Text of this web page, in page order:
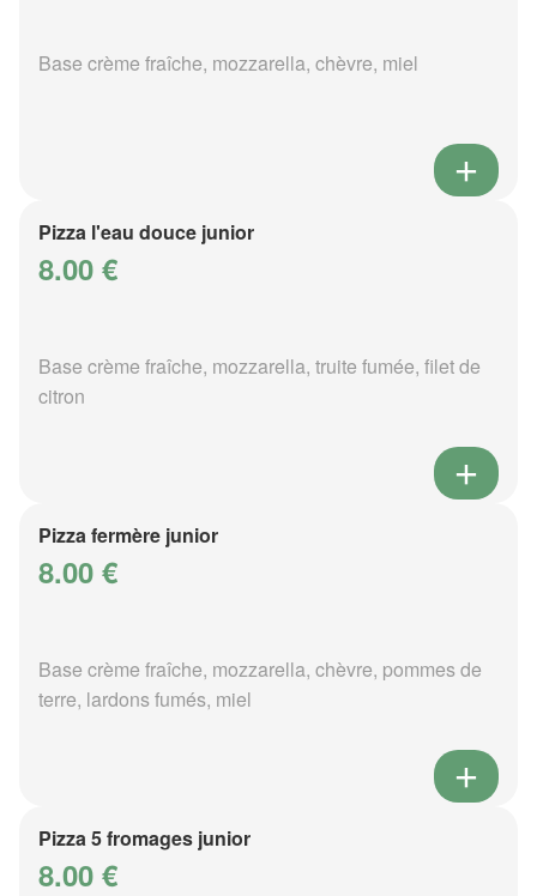
Base crème fraîche, mozzarella, chèvre, miel
Pizza l'eau douce junior
8.00 €
Base crème fraîche, mozzarella, truite fumée, filet de
citron
Pizza fermère junior
8.00 €
Base crème fraîche, mozzarella, chèvre, pommes de
terre, lardons fumés, miel
Pizza 5 fromages junior
8.00 €